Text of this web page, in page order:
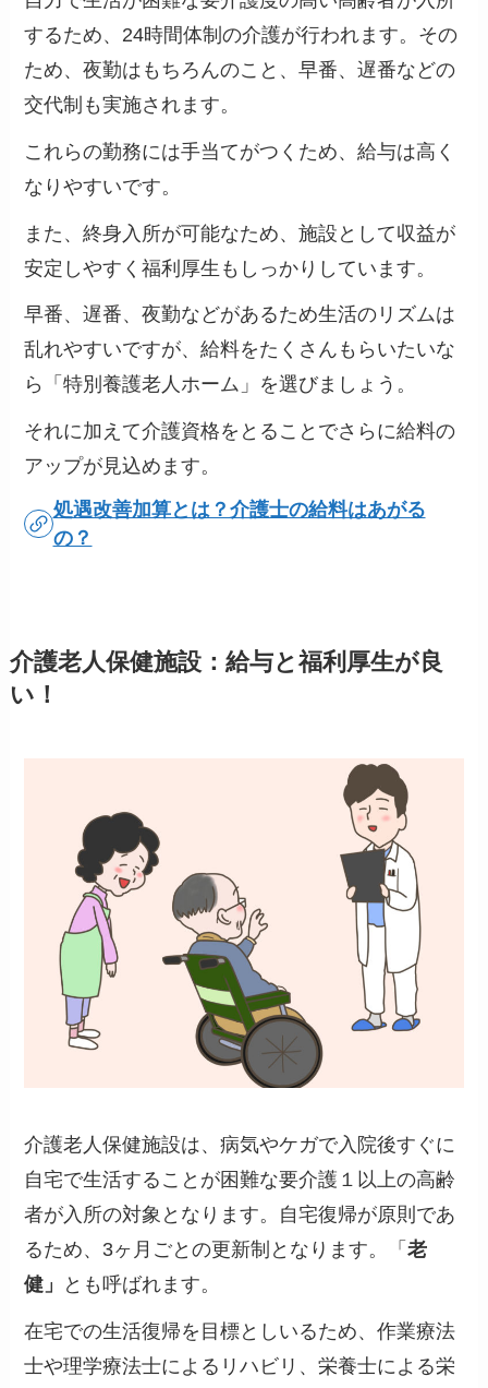
するため、24時間体制の介護が行われます。その
ため、夜勤はもちろんのこと、早番、遅番などの
交代制も実施されます。
これらの勤務には手当てがつくため、給与は高く
なりやすいです。
また、終身入所が可能なため、施設として収益が
安定しやすく福利厚生もしっかりしています。
早番、遅番、夜勤などがあるため生活のリズムは
乱れやすいですが、給料をたくさんもらいたいな
ら「特別養護老人ホーム」を選びましょう。
それに加えて介護資格をとることでさらに給料の
アップが見込めます。
処遇改善加算とは？介護士の給料はあがる
の？
介護老人保健施設：給与と福利厚生が良
い！
介護老人保健施設は、病気やケガで入院後すぐに
自宅で生活することが困難な要介護１以上の高齢
者が入所の対象となります。 自宅復帰が原則であ
るため、3ヶ月ごとの更新制となります。「老
健」
とも呼ばれます。
在宅での生活復帰を目標としいるため、作業療法
士や理学療法士によるリハビリ、栄養士による栄